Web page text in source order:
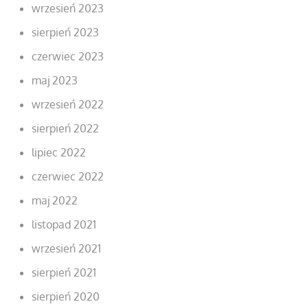
wrzesień 2023
sierpień 2023
czerwiec 2023
maj 2023
wrzesień 2022
sierpień 2022
lipiec 2022
czerwiec 2022
maj 2022
listopad 2021
wrzesień 2021
sierpień 2021
sierpień 2020